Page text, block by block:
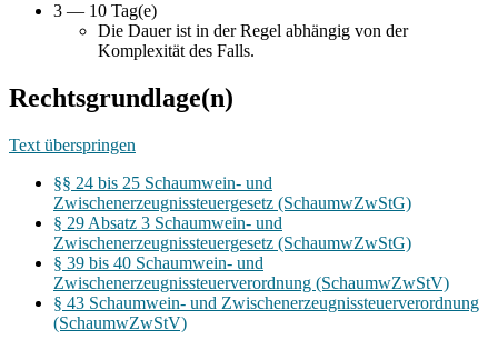
3 — 10 Tag(e)
Die Dauer ist in der Regel abhängig von der
Komplexität des Falls.
Rechtsgrundlage(n)
Text überspringen
§§ 24 bis 25 Schaumwein- und
Zwischenerzeugnissteuergesetz (SchaumwZwStG)
§ 29 Absatz 3 Schaumwein- und
Zwischenerzeugnissteuergesetz (SchaumwZwStG)
§ 39 bis 40 Schaumwein- und
Zwischenerzeugnissteuerverordnung (SchaumwZwStV)
§ 43 Schaumwein- und Zwischenerzeugnissteuerverordnung
(SchaumwZwStV)